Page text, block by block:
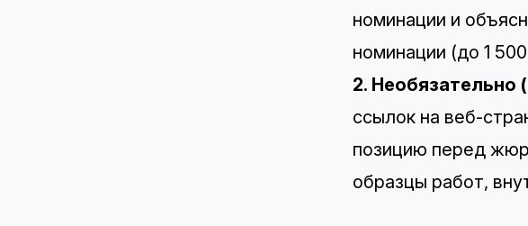
номинации и
номинации (до 1
2. Необязательно
ссылок на веб-
позицию перед
образцы работ,